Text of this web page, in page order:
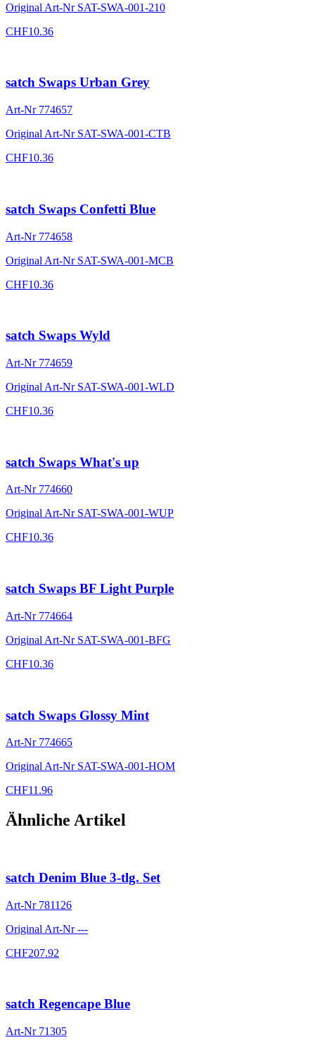
Original Art-Nr SAT-SWA-001-210
CHF10.36
satch Swaps Urban Grey
Art-Nr 774657
Original Art-Nr SAT-SWA-001-CTB
CHF10.36
satch Swaps Confetti Blue
Art-Nr 774658
Original Art-Nr SAT-SWA-001-MCB
CHF10.36
satch Swaps Wyld
Art-Nr 774659
Original Art-Nr SAT-SWA-001-WLD
CHF10.36
satch Swaps What's up
Art-Nr 774660
Original Art-Nr SAT-SWA-001-WUP
CHF10.36
satch Swaps BF Light Purple
Art-Nr 774664
Original Art-Nr SAT-SWA-001-BFG
CHF10.36
satch Swaps Glossy Mint
Art-Nr 774665
Original Art-Nr SAT-SWA-001-HOM
CHF11.96
Ähnliche Artikel
satch Denim Blue 3-tlg. Set
Art-Nr 781126
Original Art-Nr---
CHF207.92
satch Regencape Blue
Art-Nr 71305